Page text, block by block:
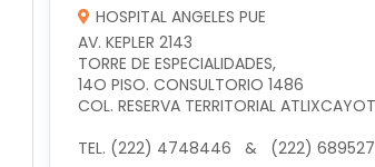
HOSPITAL ANGELES PUE
AV. KEPLER 2143
TORRE DE ESPECIALIDADES,
14O PISO. CONSULTORIO 1486
COL. RESERVA TERRITORIAL
TEL. (222) 4748446   &   (222)